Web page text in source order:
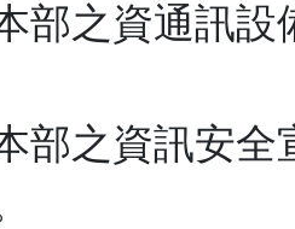
部之資通訊設
部之資訊安全